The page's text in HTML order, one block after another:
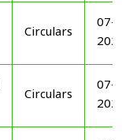
Circulars
07-
Circulars
07-